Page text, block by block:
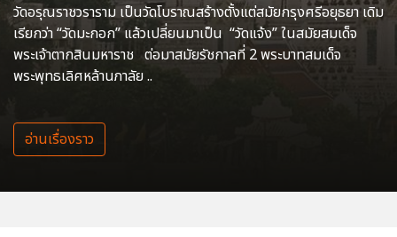
วัดอรุณราชวราราม เป็นวัดโบราณสร้างตั้งแต่สมัยกรุงศรีอยุธยา เดิม
เรียกว่า “วัดมะกอก” แล้วเปลี่ยนมาเป็น “วัดแจ้ง” ในสมัยสมเด็จ
พระเจ้าตากสินมหาราช ต่อมาสมัยรัชกาลที่ 2 พระบาทสมเด็จ
พระพุทธเลิศหล้านภาลัย ..
อ่านเรื่องราว